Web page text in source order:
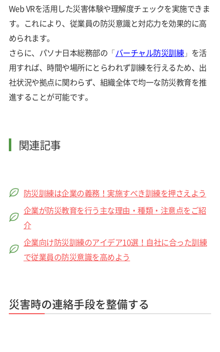
Web VRを活用した災害体験や理解度チェックを実施できま
す。これにより、従業員の防災意識と対応力を効果的に高
められます。
さらに、パソナ日本総務部の「バーチャル防災訓練 」を活
用すれば、時間や場所にとらわれず訓練を行えるため、出
社状況や拠点に関わらず、組織全体で均一な防災教育を推
進することが可能です。
関連記事
防災訓練は企業の義務！実施すべき訓練を押さえよう
企業が防災教育を行う主な理由・種類・注意点をご紹
介
企業向け防災訓練のアイデア10選！自社に合った訓練
で従業員の防災意識を高めよう
災害時の連絡手段を整備する